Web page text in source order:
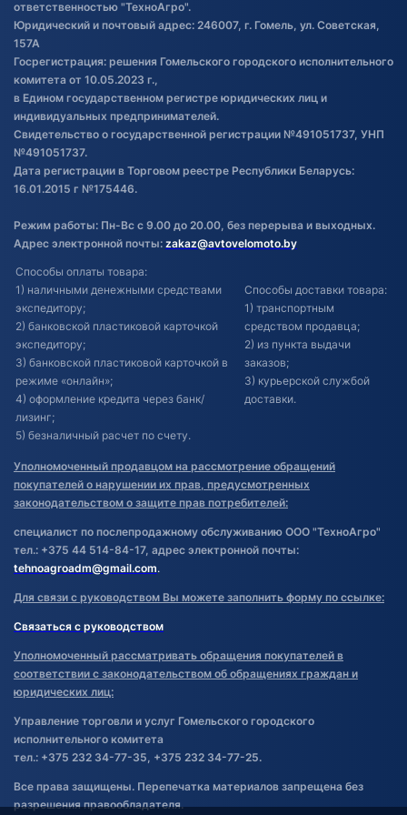
Обработка файлов cookie
Постановка транспорта на учет
Обновления в ЭПТС 2024
ответственностью "ТехноАгро".
Юридический и почтовый адрес: 246007, г. Гомель, ул. Советская,
157А
Госрегистрация: решения Гомельского городского исполнительного
комитета от 10.05.2023 г.,
в Едином государственном регистре юридических лиц и
индивидуальных предпринимателей.
Свидетельство о государственной регистрации №491051737, УНП
№491051737.
Дата регистрации в Торговом реестре Республики Беларусь:
16.01.2015 г №175446.
Режим работы: Пн-Вс с 9.00 до 20.00, без перерыва и выходных.
Адрес электронной почты: zakaz@avtovelomoto.by
Способы оплаты товара:
1) наличными денежными средствами
экспедитору;
2) банковской пластиковой карточкой
экспедитору;
3) банковской пластиковой карточкой в
режиме «онлайн»;
4) оформление кредита через банк/
лизинг;
5) безналичный расчет по счету.
Способы доставки товара:
1) транспортным
средством продавца;
2) из пункта выдачи
заказов;
3) курьерской службой
доставки.
Уполномоченный продавцом на рассмотрение обращений
покупателей о нарушении их прав, предусмотренных
законодательством о защите прав потребителей:
специалист по послепродажному обслуживанию ООО "ТехноАгро"
тел.: +375 44 514-84-17, адрес электронной почты:
tehnoagroadm@gmail.com.
Для связи с руководством Вы можете заполнить форму по ссылке:
Связаться с руководством
Уполномоченный рассматривать обращения покупателей в
соответствии с законодательством об обращениях граждан и
юридических лиц:
Управление торговли и услуг Гомельского городского
исполнительного комитета
тел.: +375 232 34-77-35, +375 232 34-77-25.
Все права защищены. Перепечатка материалов запрещена без
разрешения правообладателя.